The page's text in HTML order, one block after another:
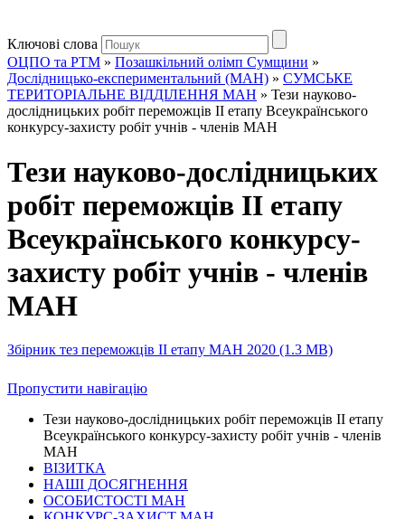
Ключові слова
ОЦПО та РТМ » Позашкільний олімп Сумщини »
Дослідницько-експериментальний (МАН) » СУМСЬКЕ
ТЕРИТОРІАЛЬНЕ ВІДДІЛЕННЯ МАН » Тези науково-
дослідницьких робіт переможців II етапу Всеукраїнського
конкурсу-захисту робіт учнів - членів МАН
Тези науково-дослідницьких
робіт переможців II етапу
Всеукраїнського конкурсу-
захисту робіт учнів - членів
МАН
Збірник тез переможців II етапу МАН 2020 (1.3 MB)
Пропустити навігацію
Тези науково-дослідницьких робіт переможців II етапу
Всеукраїнського конкурсу-захисту робіт учнів - членів
МАН
ВІЗИТКА
НАШІ ДОСЯГНЕННЯ
ОСОБИСТОСТІ МАН